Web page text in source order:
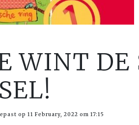
WINT
op 11 February, 2022 om 17:15